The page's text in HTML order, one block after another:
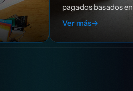
pagados basados en datos.
Ver más→